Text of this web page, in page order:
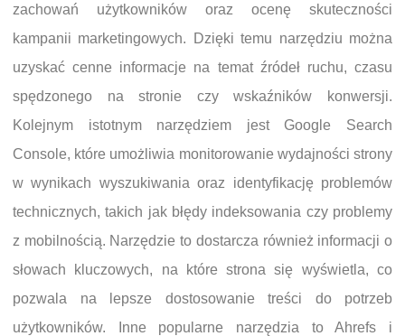
zachowań użytkowników oraz ocenę skuteczności
kampanii marketingowych. Dzięki temu narzędziu można
uzyskać cenne informacje na temat źródeł ruchu, czasu
spędzonego na stronie czy wskaźników konwersji.
Kolejnym istotnym narzędziem jest Google Search
Console, które umożliwia monitorowanie wydajności strony
w wynikach wyszukiwania oraz identyfikację problemów
technicznych, takich jak błędy indeksowania czy problemy
z mobilnością. Narzędzie to dostarcza również informacji o
słowach kluczowych, na które strona się wyświetla, co
pozwala na lepsze dostosowanie treści do potrzeb
użytkowników. Inne popularne narzędzia to Ahrefs i